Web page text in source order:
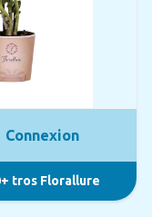
tros Florallure
Connexion